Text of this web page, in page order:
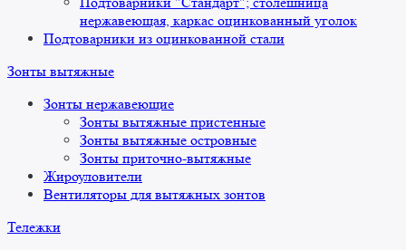
нержавеющая, каркас оцинкованный уголок
Подтоварники из оцинкованной стали
Зонты вытяжные
Зонты нержавеющие
Зонты вытяжные пристенные
Зонты вытяжные островные
Зонты приточно-вытяжные
Жироуловители
Вентиляторы для вытяжных зонтов
Тележки